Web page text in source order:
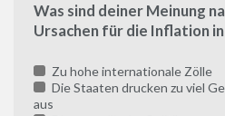
Was sind deiner Meinung
Ursachen für die Inflation in
Zu hohe internationale Zölle
Die Staaten drucken zu viel
aus